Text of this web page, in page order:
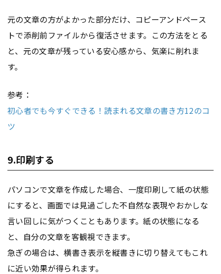
元の文章の方がよかった部分だけ、コピーアンドペース
トで添削前ファイルから復活させます。この方法をとる
と、元の文章が残っている安心感から、気楽に削れま
す。
参考：
初心者でも今すぐできる！読まれる文章の書き方12のコ
ツ
9.印刷する
パソコンで文章を作成した場合、一度印刷して紙の状態
にすると、画面では見過ごした不自然な表現やおかしな
言い回しに気がつくこともあります。紙の状態になる
と、自分の文章を客観視できます。
急ぎの場合は、横書き表示を縦書きに切り替えてもこれ
に近い効果が得られます。